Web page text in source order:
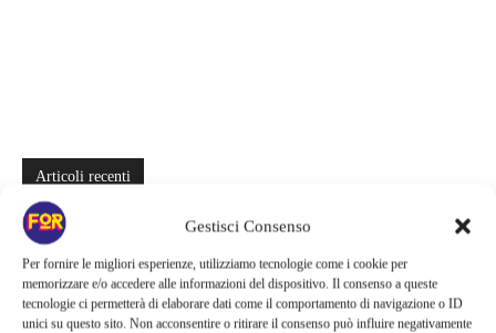
Gestisci Consenso
Per fornire le migliori esperienze, utilizziamo tecnologie come i cookie per
memorizzare e/o accedere alle informazioni del dispositivo. Il consenso a queste
tecnologie ci permetterà di elaborare dati come il comportamento di navigazione o ID
unici su questo sito. Non acconsentire o ritirare il consenso può influire negativamente
Articoli recenti
Spider-Man: Brand New Day riapre una vecchia ferita | Il finale
alimenta una nuova teoria: il dettaglio che coinvolge i due più amati
Barbie 2 rischia di saltare | Warner Bros. ha pochi mesi per trovare un
accordo: il dubbio che divide Hollywood